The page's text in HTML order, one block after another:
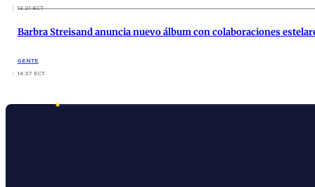
12:21 ECT
Barbra Streisand anuncia nuevo álbum con colaboraciones
GENTE
14:37 ECT